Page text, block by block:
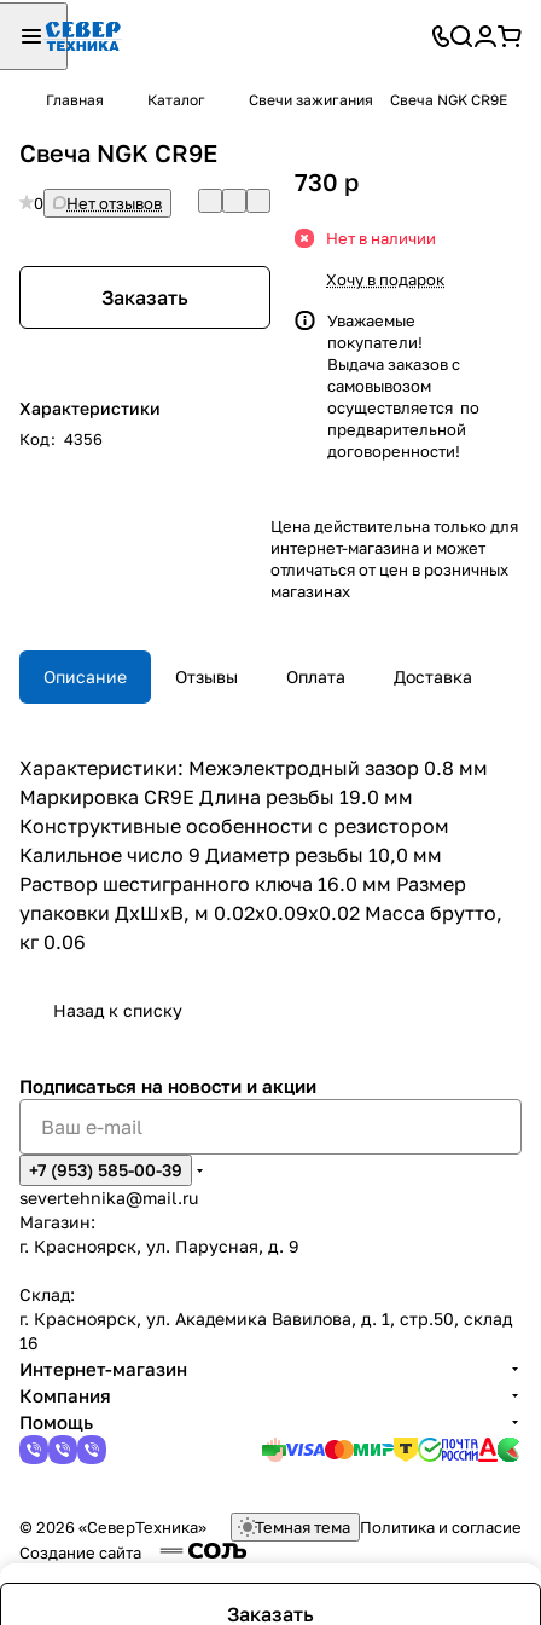
Главная Каталог Свечи зажигания Свеча NGK CR9E
Свеча NGK CR9E
0 Нет отзывов
Заказать
Характеристики
Код: 4356
730 p
Нет в наличии
Хочу в подарок
Уважаемые
покупатели!
Выдача заказов с
самовывозом
осуществляется по
предварительной
договоренности!
Цена действительна только для
интернет-магазина и может
отличаться от цен в розничных
магазинах
Описание Отзывы Оплата Доставка
Характеристики: Межэлектродный зазор 0.8 мм
Маркировка CR9E Длина резьбы 19.0 мм
Конструктивные особенности с резистором
Калильное число 9 Диаметр резьбы 10,0 мм
Раствор шестигранного ключа 16.0 мм Размер
упаковки ДхШхВ, м 0.02x0.09x0.02 Масса брутто,
кг 0.06
Назад к списку
Заказать
Подписаться на новости и акции
+7 (953) 585-00-39
severtehnika@mail.ru
Магазин:
г. Красноярск, ул. Парусная, д. 9
Склад:
г. Красноярск, ул. Академика Вавилова, д. 1, стр.50, склад
16
Интернет-магазин
Компания
Помощь
© 2026 «СеверТехника» Темная тема Политика и согласие
Создание сайта